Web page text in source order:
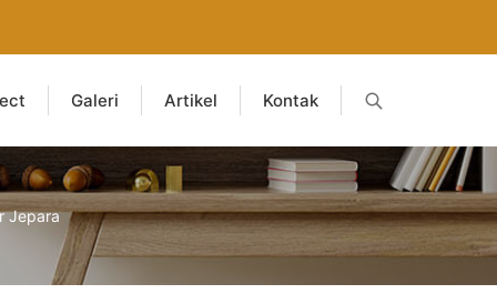
Galeri Artikel Kontak
Jepara